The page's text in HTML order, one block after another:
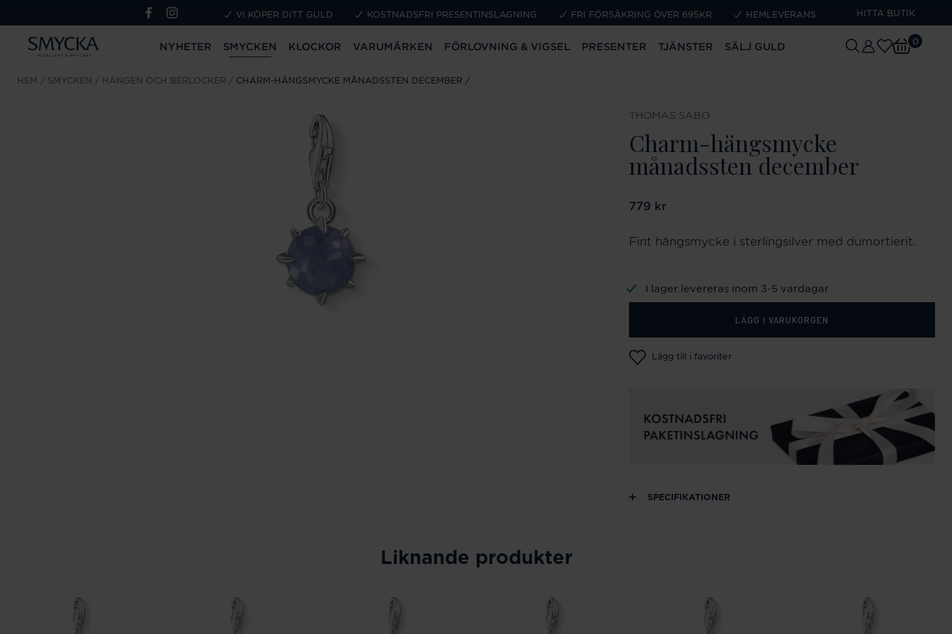
VI KÖPER DITT GULD KOSTNADSFRI PRESENTINSLAGNING FRI FÖRSÄKRING ÖVER 695KR HEMLEVERANS HITTA BUTIK
NYHETER SMYCKEN KLOCKOR VARUMÄRKEN FÖRLOVNING & VIGSEL PRESENTER TJÄNSTER SÄLJ GULD 0
HEM SMYCKEN HÄNGEN OCH BERLOCKER CHARM-HÄNGSMYCKE MÅNADSSTEN DECEMBER
THOMAS SABO
Charm-hängsmycke
månadssten december
Pris :779 kr
779 kr
Fint hängsmycke i sterlingsilver med dumortierit.
I lager levereras inom 3-5 vardagar
LÄGG I VARUKORGEN
Lägg till i favoriter
SPECIFIKATIONER
Liknande produkter